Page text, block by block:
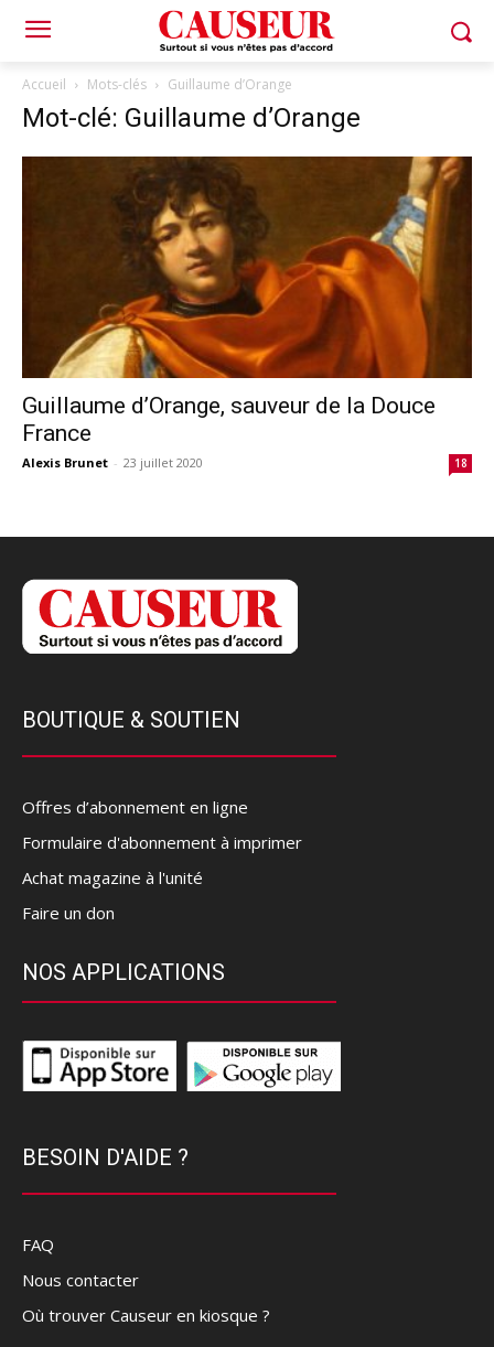
Accueil Mots-clés Guillaume d’Orange
Mot-clé: Guillaume d’Orange
Guillaume d’Orange, sauveur de la Douce
France
Alexis Brunet - 23 juillet 2020 18
BOUTIQUE & SOUTIEN
Offres d’abonnement en ligne
Formulaire d'abonnement à imprimer
Achat magazine à l'unité
Faire un don
NOS APPLICATIONS
BESOIN D'AIDE ?
FAQ
Nous contacter
Où trouver Causeur en kiosque ?